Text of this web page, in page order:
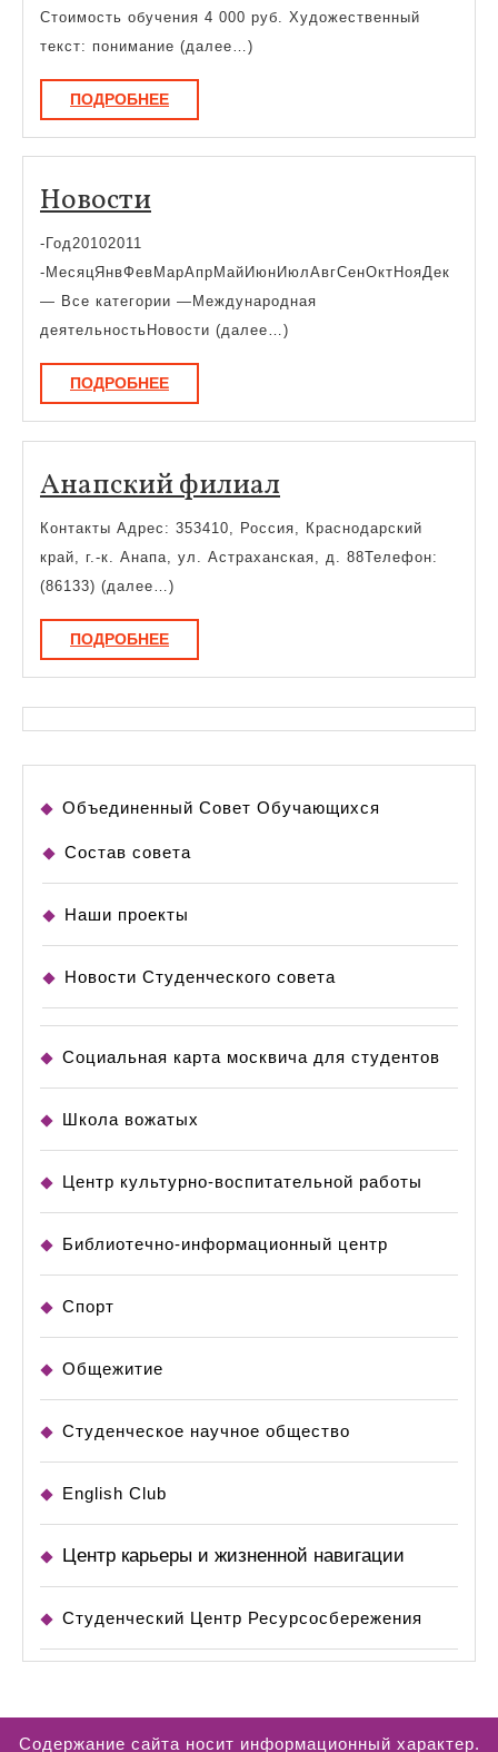
Стоимость обучения 4 000 руб. Художественный
текст: понимание (далее…)
ПОДРОБНЕЕПОДРОБНЕЕ
НовостиНовости
-Год20102011
-МесяцЯнвФевМарАпрМайИюнИюлАвгСенОктНояДек
— Все категории —Международная
деятельностьНовости (далее…)
ПОДРОБНЕЕПОДРОБНЕЕ
Анапский филиал
филиал
Контакты Адрес: 353410, Россия, Краснодарский
край, г.-к. Анапа, ул. Астраханская, д. 88Телефон:
(86133) (далее…)
ПОДРОБНЕЕПОДРОБНЕЕ
Объединенный Совет Обучающихся
Состав совета
Наши проекты
Новости Студенческого совета
Социальная карта москвича для студентов
Школа вожатых
Центр культурно-воспитательной работы
Библиотечно-информационный центр
Спорт
Общежитие
Студенческое научное общество
English Club
Центр карьеры и жизненной навигации
Студенческий Центр Ресурсосбережения
Содержание сайта носит информационный характер.